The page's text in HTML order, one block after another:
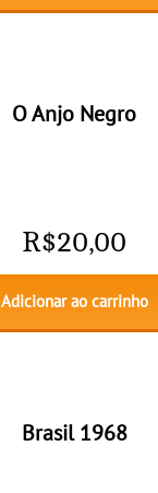
O Anjo Negro
R$20,00
Adicionar ao carrinho
Brasil 1968